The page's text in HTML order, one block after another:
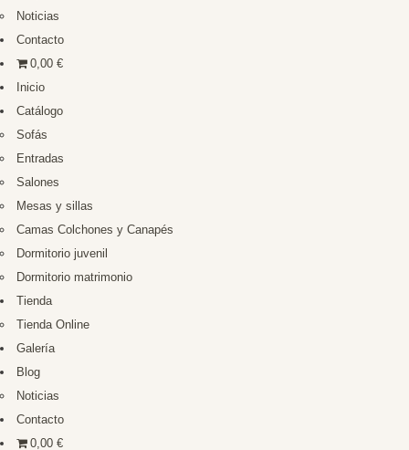
Noticias
Contacto
0,00 €
Inicio
Catálogo
Sofás
Entradas
Salones
Mesas y sillas
Camas Colchones y Canapés
Dormitorio juvenil
Dormitorio matrimonio
Tienda
Tienda Online
Galería
Blog
Noticias
Contacto
0,00 €